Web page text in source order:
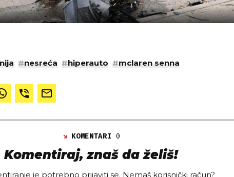
#nesreća #hiperauto #mclaren senna
KOMENTARI0
Komentiraj, znaš da želiš!
je potrebno prijaviti se. Nemaš korisnički račun?